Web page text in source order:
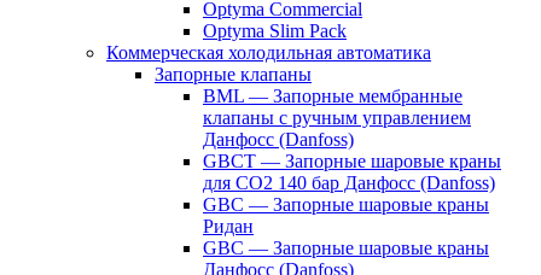
Optyma Commercial
Optyma Slim Pack
Коммерческая холодильная автоматика
Запорные клапаны
BML — Запорные мембранные
клапаны с ручным управлением
Данфосс (Danfoss)
GBCT — Запорные шаровые краны
для CO2 140 бар Данфосс (Danfoss)
GBC — Запорные шаровые краны
Ридан
GBC — Запорные шаровые краны
Данфосс (Danfoss)